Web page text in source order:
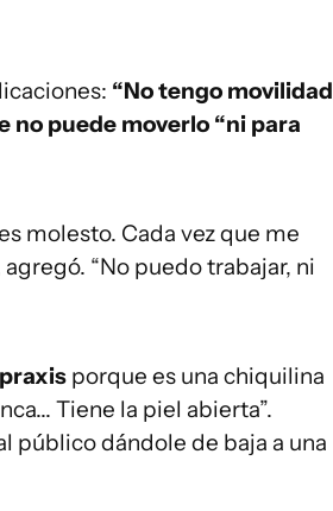
“No tengo movilidad
no puede moverlo “ni para
molesto. Cada vez que me
“No puedo trabajar, ni
porque es una chiquilina
Tiene la piel abierta”.
público dándole de baja a una